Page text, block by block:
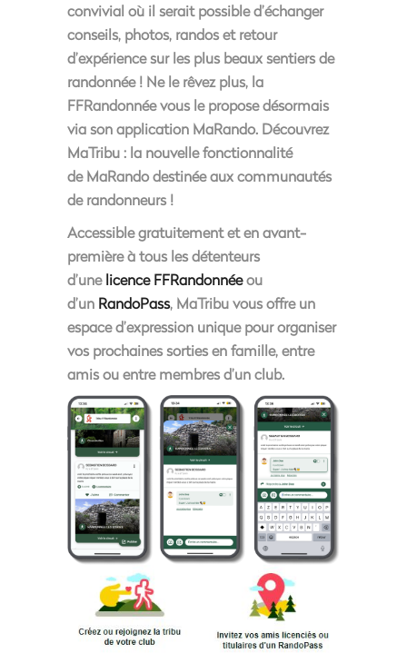
convivial où il serait possible d’échanger
conseils, photos, randos et retour
d’expérience sur les plus beaux sentiers de
randonnée ! Ne le rêvez plus, la
FFRandonnée vous le propose désormais
via son application MaRando. Découvrez
MaTribu : la nouvelle fonctionnalité
de MaRando destinée aux communautés
de randonneurs !
Accessible gratuitement et en avant-
première à tous les détenteurs
d’unelicence FFRandonnéeou
d’un RandoPass, MaTribu vous offre un
espace d’expression unique pour organiser
vos prochaines sorties en famille, entre
amis ou entre membres d’un club.